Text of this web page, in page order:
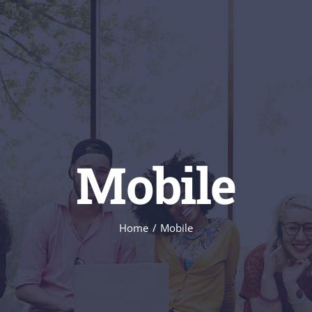
Mobile
Home Mobile